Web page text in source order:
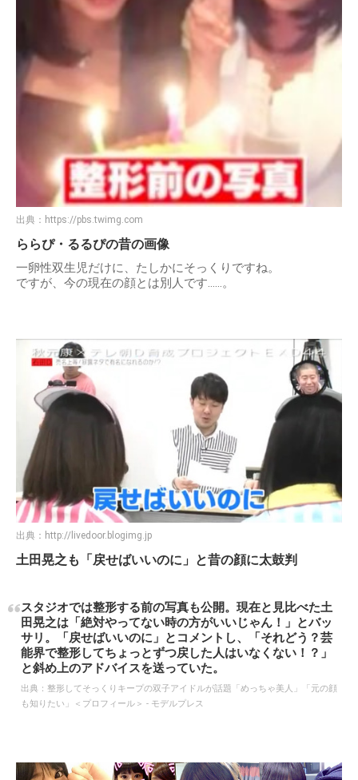
出典： https://pbs.twimg.com
ららぴ・るるぴの昔の画像
一卵性双生児だけに、たしかにそっくりですね。
ですが、今の現在の顔とは別人です……。
出典： http://livedoor.blogimg.jp
土田晃之も「戻せばいいのに」と昔の顔に太鼓判
スタジオでは整形する前の写真も公開。現在と見比べた土
田晃之は「絶対やってない時の方がいいじゃん！」とバッ
サリ。「戻せばいいのに」とコメントし、「それどう？芸
能界で整形してちょっとずつ戻した人はいなくない！？」
と斜め上のアドバイスを送っていた。
出典： 整形してそっくりキープの双子アイドルが話題「めっちゃ美人」「元の顔
も知りたい」＜プロフィール＞ - モデルプレス